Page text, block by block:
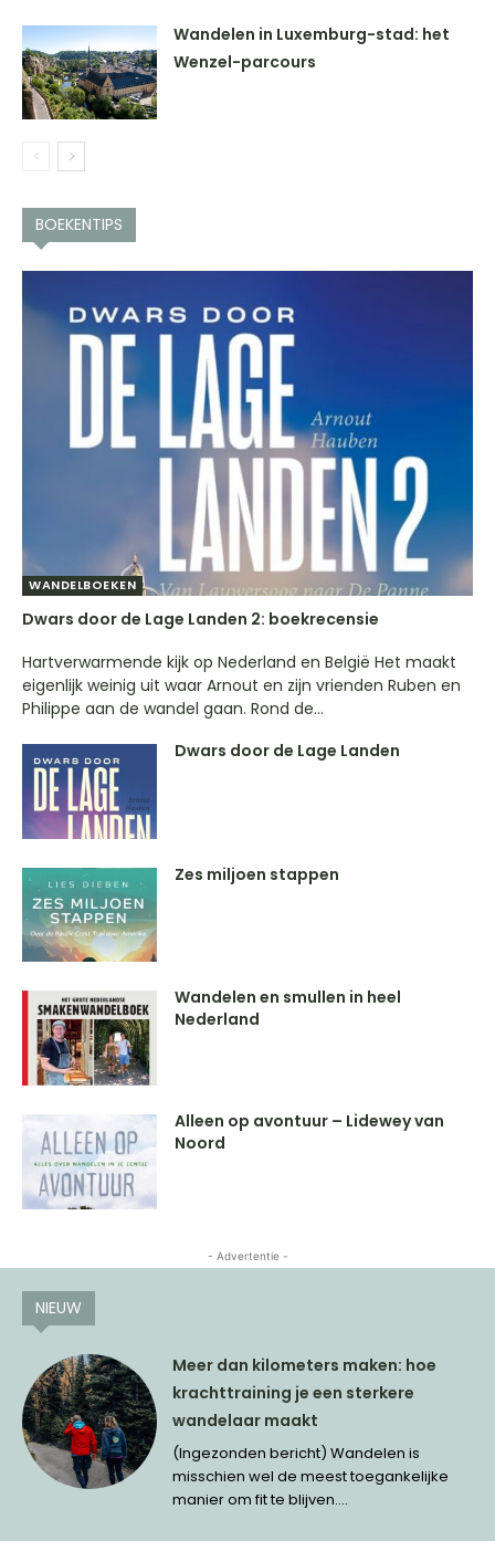
Wandelen in Luxemburg-stad: het
Wenzel-parcours
BOEKENTIPS
WANDELBOEKEN
Dwars door de Lage Landen 2: boekrecensie
Hartverwarmende kijk op Nederland en België Het maakt
eigenlijk weinig uit waar Arnout en zijn vrienden Ruben en
Philippe aan de wandel gaan. Rond de...
Dwars door de Lage Landen
Zes miljoen stappen
Wandelen en smullen in heel
Nederland
Alleen op avontuur – Lidewey van
Noord
- Advertentie -
NIEUW
Meer dan kilometers maken: hoe
krachttraining je een sterkere
wandelaar maakt
(Ingezonden bericht) Wandelen is
misschien wel de meest toegankelijke
manier om fit te blijven....